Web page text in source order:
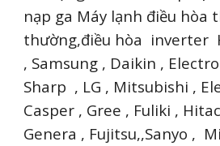
nạp ga Máy lạnh điều hòa
thường,điều hòa inverter
, Samsung , Daikin ,
Sharp , LG , Mitsubishi ,
Casper , Gree , Fuliki ,
Genera , Fujitsu,,Sanyo ,